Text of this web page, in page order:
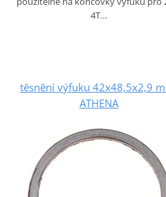
4T…
těsnění výfuku 42x48,5x2,9
ATHENA